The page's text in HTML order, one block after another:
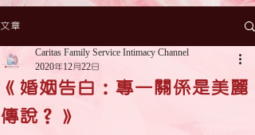
文章
《婚姻告白：專一關係是美麗
傳說？》
Caritas Family Service Intimacy Channel
2020年12月22日